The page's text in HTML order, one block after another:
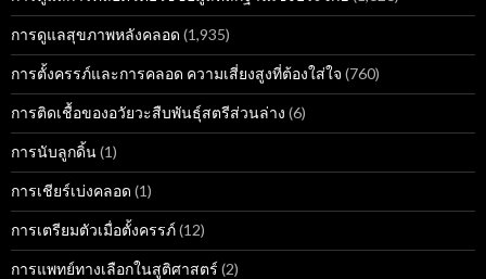
การดูแลสุขภาพหลังคลอด (1,935)
การตั้งครรภ์และการคลอด ความเสี่ยงสูงที่ต้องใส่ใจ (760)
การติดเชื้อของอวัยวะสืบพันธุ์สตรีส่วนล่าง (6)
การนับลูกดิ้น(1)
การเชียร์เบ่งคลอด (1)
การเตรียมตัวเมื่อตั้งครรภ์(12)
การแพทย์ทางเลือกในสูติศาสตร์ (2)